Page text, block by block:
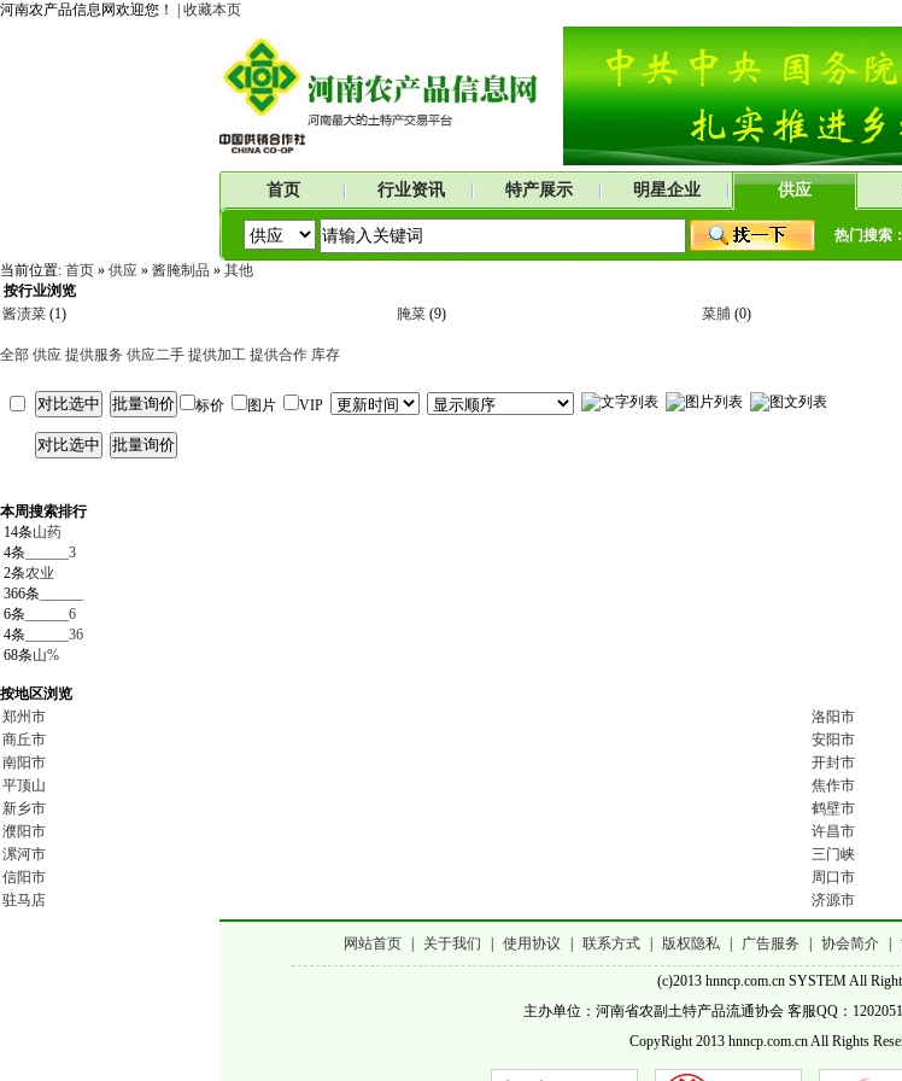
河南农产品信息网欢迎您！ | 收藏本页
首页 行业资讯 特产展示 明星企业 供应
热门搜索：
当前位置: 首页 » 供应 » 酱腌制品 » 其他
按行业浏览
酱渍菜 (1) 腌菜 (9) 菜脯 (0)
全部 供应 提供服务 供应二手 提供加工 提供合作 库存
标价 图片 VIP
本周搜索排行
14条山药
4条 ______3
2条农业
366条
6条 ______6
4条 ______36
68条山%
按地区浏览
郑州市
洛阳市
商丘市
安阳市
南阳市
开封市
平顶山
焦作市
新乡市
鹤壁市
濮阳市
许昌市
漯河市
三门峡
信阳市
周口市
驻马店
济源市
网站首页 关于我们 使用协议 联系方式 版权隐私 广告服务 协会简介
(c)2013 hnncp.com.cn SYSTEM All
主办单位：河南省农副土特产品流通协会 客服QQ：
CopyRight 2013 hnncp.com.cn All Rights